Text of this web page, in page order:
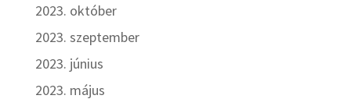
2023. október
2023. szeptember
2023. június
2023. május